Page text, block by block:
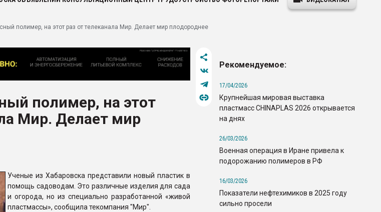
полимер, на этот раз от телеканала Мир. Делает мир плодороднее
полимер, на этот
Мир. Делает мир
Ученые из Хабаровска представили новый пластик в
помощь садоводам. Это различные изделия для сада
и огорода, но из специально разработанной «живой
пластмассы», сообщила текомпания "Мир".
Рекомендуемое:
17/04/2026
Крупнейшая мировая выставка
пластмасс CHINAPLAS 2026 открывается
на днях
26/03/2026
Военная операция в Иране привела к
подорожанию полимеров в РФ
16/03/2026
Показатели нефтехимиков в 2025 году
сильно просели